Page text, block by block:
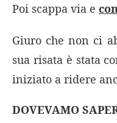
Poi scappa via e
Giuro che non ci
sua risata è stata
iniziato a ridere
DOVEVAMO